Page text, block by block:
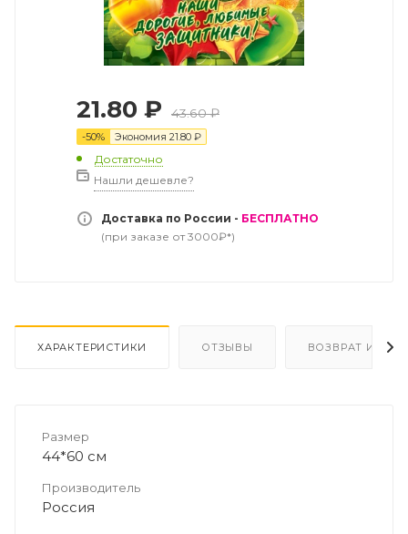
21.80 ₽ 43.60₽
-50% Экономия 21.80 ₽
Достаточно
Нашли дешевле?
Доставка по России - БЕСПЛАТНО
(при заказе от 3000₽*)
ХАРАКТЕРИСТИКИ ОТЗЫВЫ ВОЗВРАТ И
Размер
44*60 см
Производитель
Россия